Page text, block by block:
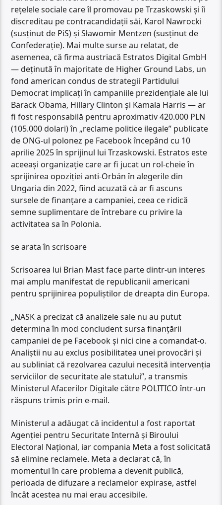
rețelele sociale care îl promovau pe Trzaskowski și îi
discreditau pe contracandidații săi, Karol Nawrocki
(susținut de PiS) și Sławomir Mentzen (susținut de
Confederație). Mai multe surse au relatat, de
asemenea, că firma austriacă Estratos Digital GmbH
— deținută în majoritate de Higher Ground Labs, un
fond american condus de strategii Partidului
Democrat implicați în campaniile prezidențiale ale lui
Barack Obama, Hillary Clinton și Kamala Harris — ar
fi fost responsabilă pentru aproximativ 420.000 PLN
(105.000 dolari) în „reclame politice ilegale” publicate
de ONG-ul polonez pe Facebook începând cu 10
aprilie 2025 în sprijinul lui Trzaskowski. Estratos este
aceeași organizație care ar fi jucat un rol-cheie în
sprijinirea opoziției anti-Orbán în alegerile din
Ungaria din 2022, fiind acuzată că ar fi ascuns
sursele de finanțare a campaniei, ceea ce ridică
semne suplimentare de întrebare cu privire la
activitatea sa în Polonia.
se arata în scrisoare
Scrisoarea lui Brian Mast face parte dintr-un interes
mai amplu manifestat de republicanii americani
pentru sprijinirea populiștilor de dreapta din Europa.
„NASK a precizat că analizele sale nu au putut
determina în mod concludent sursa finanțării
campaniei de pe Facebook și nici cine a comandat-o.
Analiștii nu au exclus posibilitatea unei provocări și
au subliniat că rezolvarea cazului necesită intervenția
serviciilor de securitate ale statului”, a transmis
Ministerul Afacerilor Digitale către POLITICO într-un
răspuns trimis prin e-mail.
Ministerul a adăugat că incidentul a fost raportat
Agenției pentru Securitate Internă și Biroului
Electoral Național, iar compania Meta a fost solicitată
să elimine reclamele. Meta a declarat că, în
momentul în care problema a devenit publică,
perioada de difuzare a reclamelor expirase, astfel
încât acestea nu mai erau accesibile.